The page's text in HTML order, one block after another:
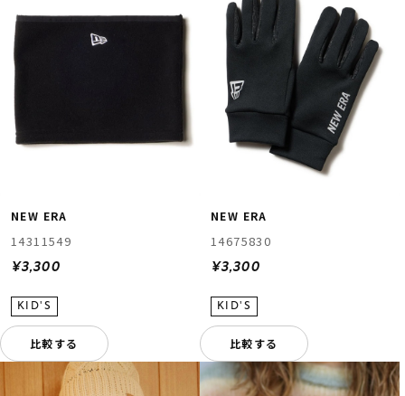
NEW ERA
14311549
¥3,300
比較する
NEW ERA
14675830
¥3,300
比較する